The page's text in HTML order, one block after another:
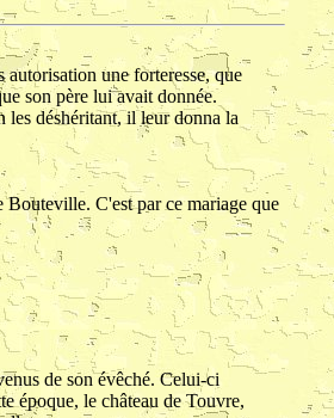
une forteresse, que
son père lui avait donnée.
les déshéritant, il leur donna la
C'est par ce mariage que
de son évêché. Celui-ci
époque, le château de Touvre,